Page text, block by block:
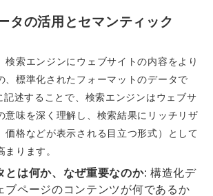
タの活用とセマンティック
検索エンジンにウェブサイトの内容をより
、標準化されたフォーマットのデータで
述することで、検索エンジンはウェブサ
意味を深く理解し、検索結果にリッチリザ
価格などが表示される目立つ形式）として
ります。
とは何か、なぜ重要なのか: 構造化デ
ブページのコンテンツが何であるか